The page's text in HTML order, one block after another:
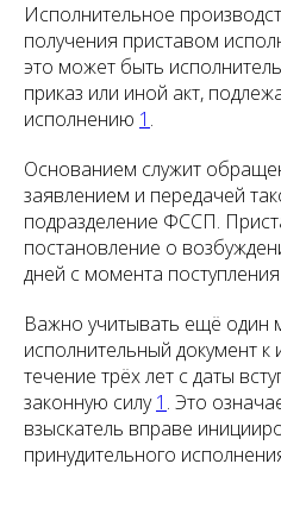
Исполнительное
получения приставом
это может быть
приказ или иной акт,
исполнению 1 .
Основанием служит
заявлением и передачей
подразделение ФССП.
постановление о
дней с момента
Важно учитывать ещё один
исполнительный документ
течение трёх лет с даты
законную силу1 . Это
взыскатель вправе
принудительного